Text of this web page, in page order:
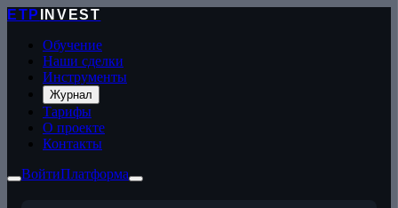
ETP
INVEST
Обучение
Наши сделки
Инструменты
Журнал
Тарифы
О проекте
Контакты
ВойтиПлатформа